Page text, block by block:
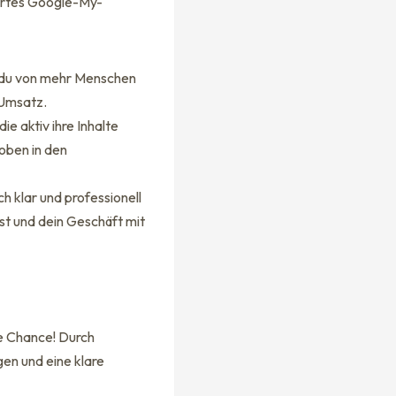
von mehr Menschen
aktiv ihre Inhalte
in den
klar und professionell
und dein Geschäft mit
Durch
und eine klare